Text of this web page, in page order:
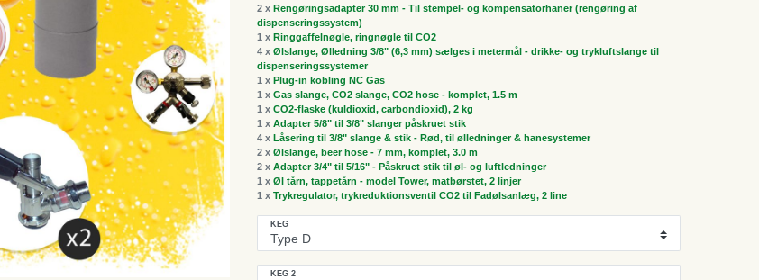
2 x Rengøringsadapter 30 mm - Til stempel- og kompensatorhaner (rengøring af
dispenseringssystem)
1 x Ringgaffelnøgle, ringnøgle til CO2
4 x Ølslange, Ølledning 3/8" (6,3 mm) sælges i metermål - drikke- og trykluftslange til
dispenseringssystemer
1 x Plug-in kobling NC Gas
1 x Gas slange, CO2 slange, CO2 hose - komplet, 1.5 m
1 x CO2-flaske (kuldioxid, carbondioxid), 2 kg
1 x Adapter 5/8" til 3/8" slanger påskruet stik
4 x Låsering til 3/8" slange & stik - Rød, til ølledninger & hanesystemer
2 x Ølslange, beer hose - 7 mm, komplet, 3.0 m
2 x Adapter 3/4" til 5/16" - Påskruet stik til øl- og luftledninger
1 x Øl tårn, tappetårn - model Tower, matbørstet, 2 linjer
1 x Trykregulator, trykreduktionsventil CO2 til Fadølsanlæg, 2 line
KEG
KEG 2